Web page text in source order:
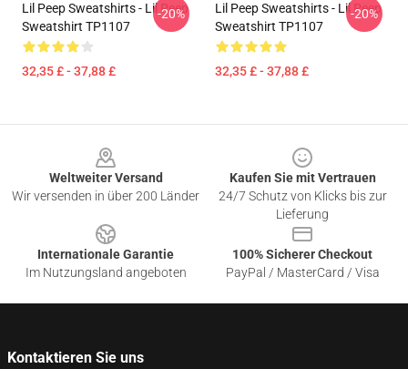
Lil Peep Sweatshirts - Lil Peep
Sweatshirt TP1107
32,35 £ - 37,88 £
-20%
Lil Peep Sweatshirts - Lil Peep
Sweatshirt TP1107
32,35 £ - 37,88 £
-20%
Weltweiter Versand
Wir versenden in über 200 Länder
Kaufen Sie mit Vertrauen
24/7 Schutz von Klicks bis zur
Lieferung
Internationale Garantie
Im Nutzungsland angeboten
100% Sicherer Checkout
PayPal / MasterCard / Visa
Kontaktieren Sie uns